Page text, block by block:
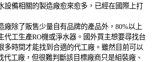
設備相關的製造廠愈來愈多，已經在國際上打
廠除了販售少量自有品牌的產品外， 80%以上
代工生產RO機或淨水器。國外買主想要尋找台
多時間才能找到合適的代工廠。雖然目前可以
代工廠，但很難判斷該目標廠商只是組裝廠、